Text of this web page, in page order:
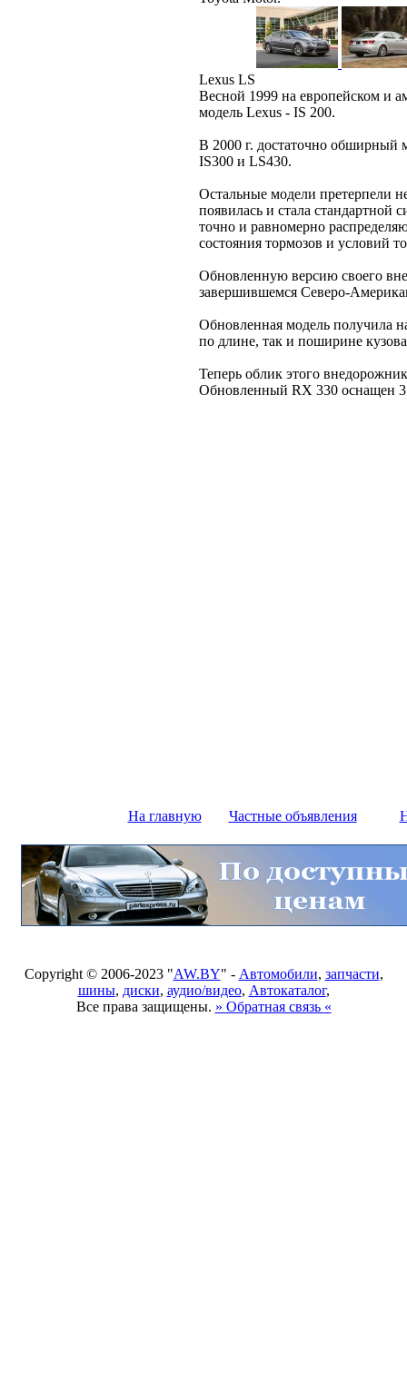
Lexus LS
Весной 1999 на европейском и
модель Lexus - IS 200.
В 2000 г. достаточно обширный
IS300 и LS430.
Остальные модели претерпели
появилась и стала стандартной
точно и равномерно
состояния тормозов и условий
Обновленную версию своего
завершившемся Северо-
Обновленная модель получила
по длине, так и поширине
Теперь облик этого
Обновленный RX 330 оснащен
На главную Частные объявления
Copyright © 2006-2023 "AW.BY" - Автомобили, запчасти,
шины, диски, аудио/видео, Автокаталог,
Все права защищены. » Обратная связь «